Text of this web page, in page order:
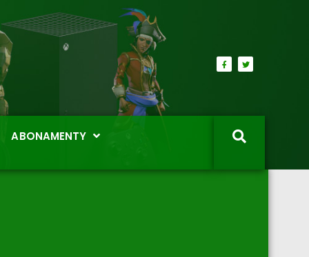
ABONAMENTY